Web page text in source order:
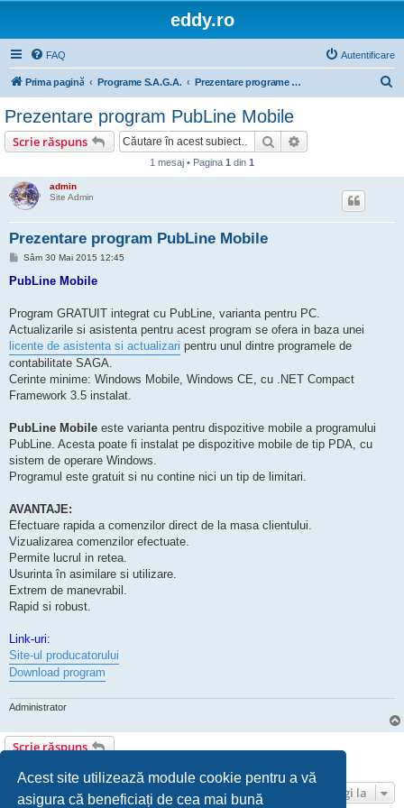
Acest site utilizează module cookie pentru a vă
asigura că beneficiați de cea mai bună
eddy.ro
FAQ Autentificare
Prima pagină Programe S.A.G.A. Prezentare programe Line si declaratii ANAF
Prezentare program PubLine Mobile
Scrie răspuns Căutare
1 mesaj • Pagina 1 din 1
admin
Site Admin
Prezentare program PubLine Mobile
M
s
Sâm 30 Mai 2015 12:45
PubLine Mobile
Program GRATUIT integrat cu PubLine, varianta pentru PC.
Actualizarile si asistenta pentru acest program se ofera in baza unei
licente de asistenta si actualizari pentru unul dintre programele de
contabilitate SAGA.
Cerinte minime: Windows Mobile, Windows CE, cu .NET Compact
Framework 3.5 instalat.
PubLine Mobile este varianta pentru dispozitive mobile a programului
PubLine. Acesta poate fi instalat pe dispozitive mobile de tip PDA, cu
sistem de operare Windows.
Programul este gratuit si nu contine nici un tip de limitari.
AVANTAJE:
Efectuare rapida a comenzilor direct de la masa clientului.
Vizualizarea comenzilor efectuate.
Permite lucrul in retea.
Usurinta în asimilare si utilizare.
Extrem de manevrabil.
Rapid si robust.
Link-uri:
Site-ul producatorului
Download program
Administrator
Scrie răspuns
Mergi la